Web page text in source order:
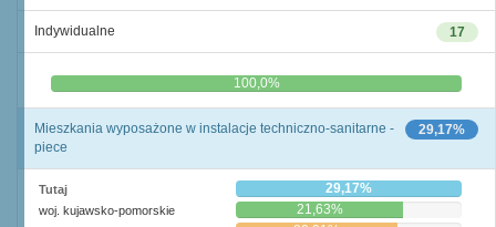
17
Indywidualne
0,0% 100,0%
29,17%
Mieszkania wyposażone w instalacje techniczno-sanitarne -
piece
Tutaj 29,17%
woj. kujawsko-pomorskie 21,63%